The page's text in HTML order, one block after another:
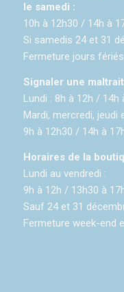
le samedi :
10h à 12h30 / 14h à
Si samedis 24 et 31
Fermeture jours fériés
Signaler une
Lundi : 8h à 12h / 14h
Mardi, mercredi, jeudi
9h à 12h30 / 14h à
Horaires de la
Lundi au vendredi :
9h à 12h / 13h30 à
Sauf 24 et 31
Fermeture week-end